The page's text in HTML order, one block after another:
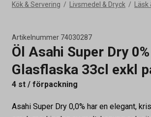
Kök & Servering Livsmedel & Dryck
Artikelnummer 74030287
Öl Asahi Super Dry 0%
Glasflaska 33cl exkl
4 st / förpackning
Asahi Super Dry 0,0% har en elegant,